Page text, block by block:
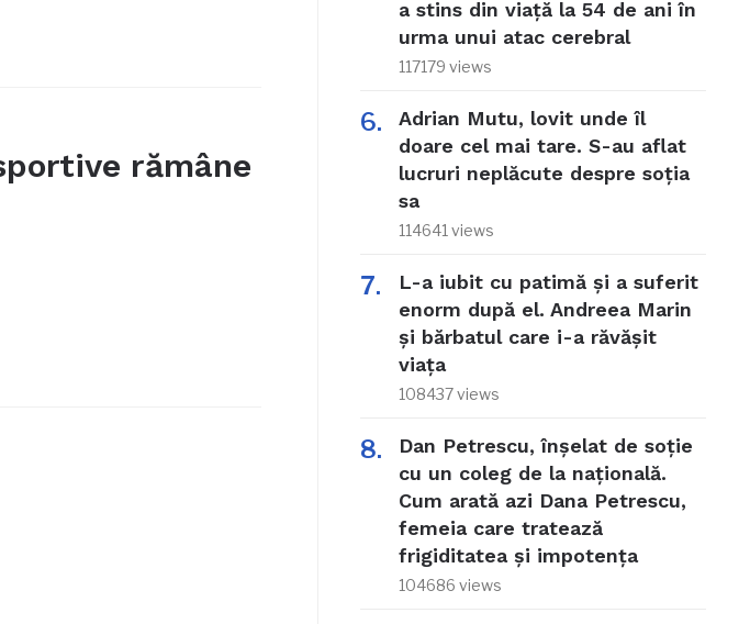
rămâne
a stins din viață la 54 de ani în
urma unui atac cerebral
117179 views
Adrian Mutu, lovit unde îl
doare cel mai tare. S-au aflat
lucruri neplăcute despre soția
sa
114641 views
L-a iubit cu patimă și a suferit
enorm după el. Andreea Marin
și bărbatul care i-a răvășit
viața
108437 views
Dan Petrescu, înșelat de soție
cu un coleg de la națională.
Cum arată azi Dana Petrescu,
femeia care tratează
frigiditatea și impotența
104686 views